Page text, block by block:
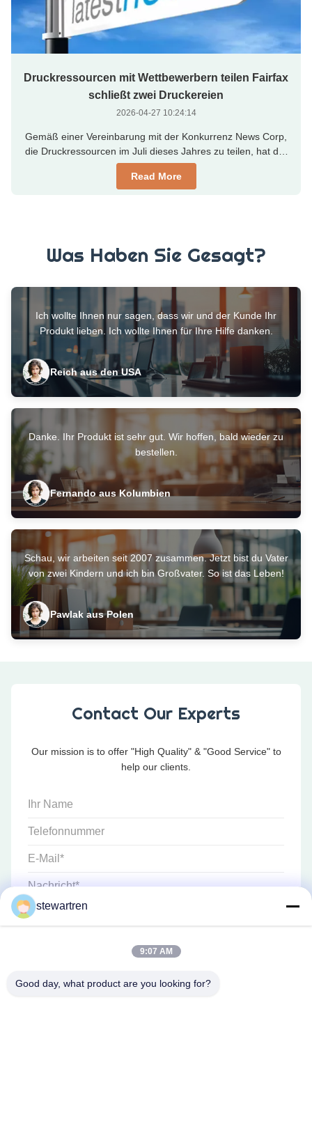
Druckressourcen mit Wettbewerbern teilen Fairfax
schließt zwei Druckereien
2026-04-27 10:24:14
Gemäß einer Vereinbarung mit der Konkurrenz News Corp,
die Druckressourcen im Juli dieses Jahres zu teilen, hat der
australische Mediengigant Fairfax zwei Druckereien in
Queensland und NSW geschlossen,Und die Auktionen sind
Read More
Was Haben Sie Gesagt?
Ich wollte Ihnen nur sagen, dass wir und der Kunde Ihr
Produkt lieben. Ich wollte Ihnen für Ihre Hilfe danken.
Reich aus den USA
Danke. Ihr Produkt ist sehr gut. Wir hoffen, bald wieder zu
bestellen.
Fernando aus Kolumbien
Schau, wir arbeiten seit 2007 zusammen. Jetzt bist du Vater
von zwei Kindern und ich bin Großvater. So ist das Leben!
Pawlak aus Polen
Contact Our Experts
Our mission is to offer "High Quality" & "Good Service" to
help our clients.
stewartren
9:07 AM
Good day, what product are you looking for?